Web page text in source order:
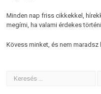
Minden nap friss cikkekkel,
megírni, ha valami érdekes
Kövess minket, és nem maradsz